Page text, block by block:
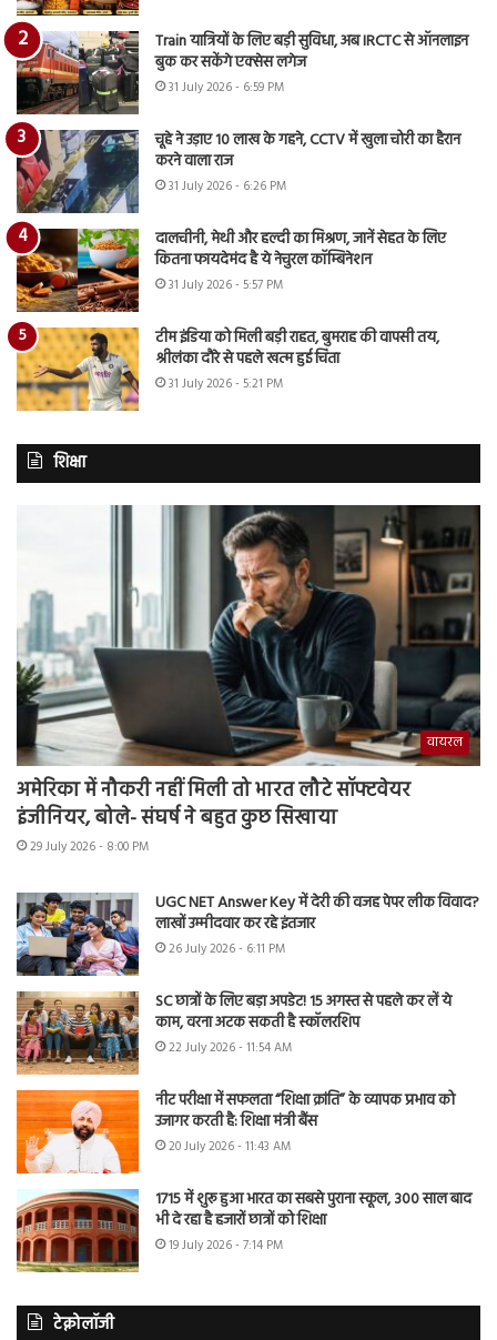
Train यात्रियों के लिए बड़ी सुविधा, अब IRCTC से ऑनलाइन
बुक कर सकेंगे एक्सेस लगेज
31 July 2026 - 6:59 PM
चूहे ने उड़ाए 10 लाख के गहने, CCTV में खुला चोरी का हैरान
करने वाला राज
31 July 2026 - 6:26 PM
दालचीनी, मेथी और हल्दी का मिश्रण, जानें सेहत के लिए
कितना फायदेमंद है ये नेचुरल कॉम्बिनेशन
31 July 2026 - 5:57 PM
टीम इंडिया को मिली बड़ी राहत, बुमराह की वापसी तय,
श्रीलंका दौरे से पहले खत्म हुई चिंता
31 July 2026 - 5:21 PM
शिक्षा
वायरल
अमेरिका में नौकरी नहीं मिली तो भारत लौटे सॉफ्टवेयर
इंजीनियर, बोले- संघर्ष ने बहुत कुछ सिखाया
29 July 2026 - 8:00 PM
UGC NET Answer Key में देरी की वजह पेपर लीक विवाद?
लाखों उम्मीदवार कर रहे इंतजार
26 July 2026 - 6:11 PM
SC छात्रों के लिए बड़ा अपडेट! 15 अगस्त से पहले कर लें ये
काम, वरना अटक सकती है स्कॉलरशिप
22 July 2026 - 11:54 AM
नीट परीक्षा में सफलता “शिक्षा क्रांति” के व्यापक प्रभाव को
उजागर करती है: शिक्षा मंत्री बैंस
20 July 2026 - 11:43 AM
1715 में शुरू हुआ भारत का सबसे पुराना स्कूल, 300 साल बाद
भी दे रहा है हजारों छात्रों को शिक्षा
19 July 2026 - 7:14 PM
टेक्नोलॉजी